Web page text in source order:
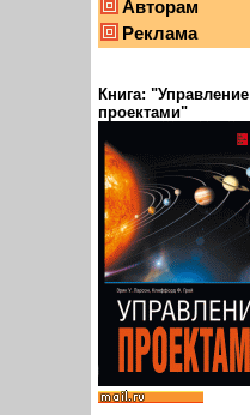
Авторам
Реклама
Книга: "Управление
проектами"